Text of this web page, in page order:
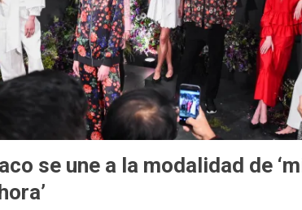
se une a la modalidad de